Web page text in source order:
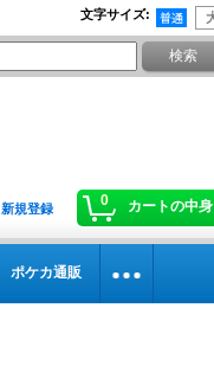
文字サイズ:
0 カートの中身
新規登録
ポケカ通販